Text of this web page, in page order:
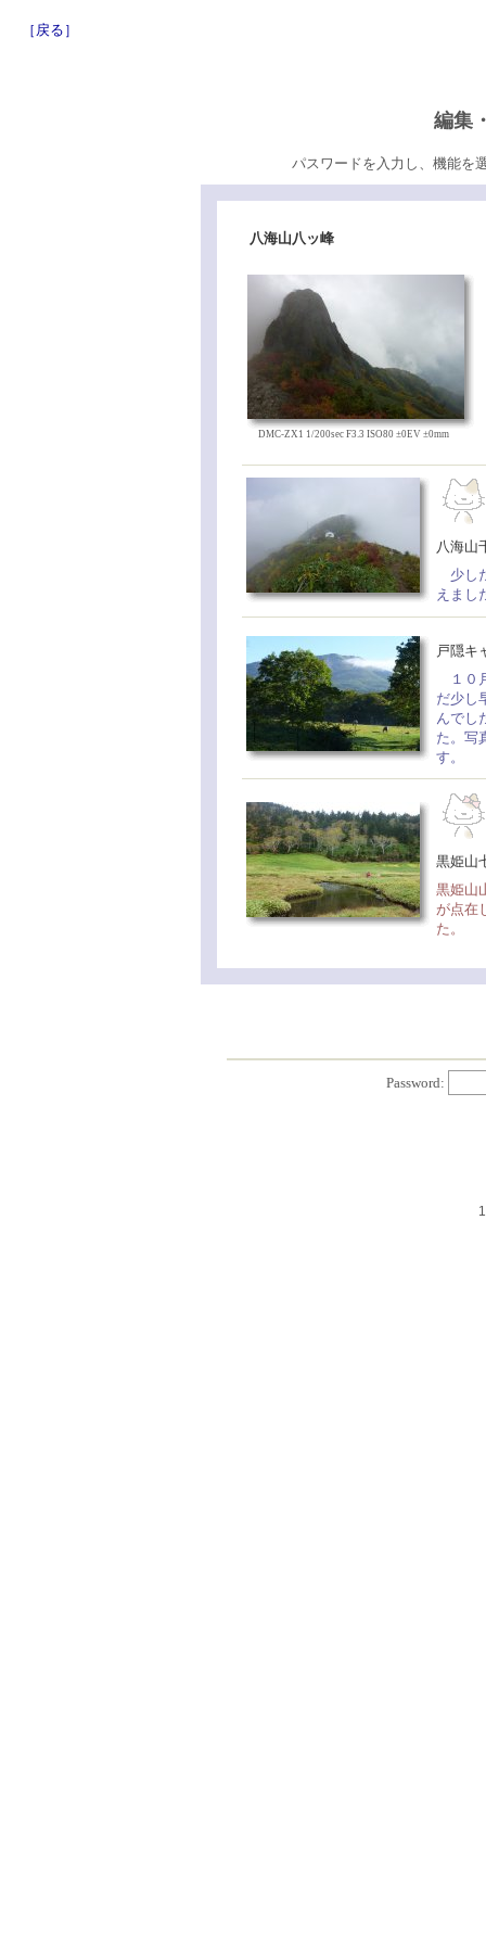
［戻る］
編集
パスワードを入力し、機能を
八海山八ッ峰
DMC-ZX1 1/200sec F3.3 ISO80 ±0EV ±0mm
八海
少し
えまし
戸隠
１０
だ少し
んでし
た。写
す。
黒姫
黒姫山
が点在
た。
Password:
1